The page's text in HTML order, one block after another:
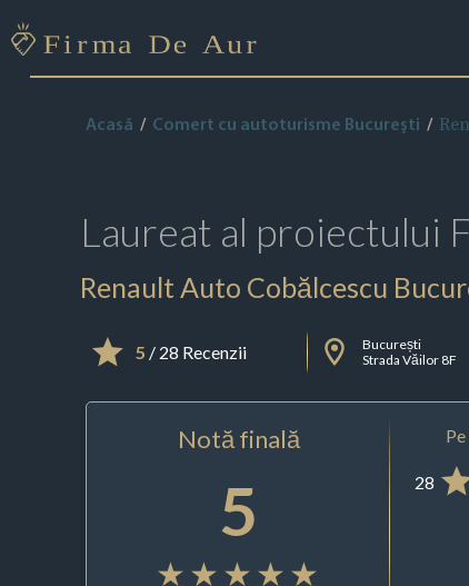
Acasă Comert cu autoturisme Bucureşti
Laureat al proiectului
Renault Auto Cobălcescu
5 / 28 Recenzii
București
Strada Văilor 8F
Notă finală
5 28